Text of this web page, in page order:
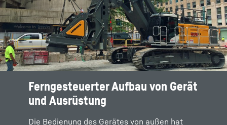
Ferngesteuerter Aufbau von Gerät
und Ausrüstung
Die Bedienung des Gerätes von außen hat